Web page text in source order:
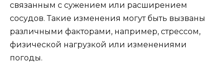
связанным с сужением или расширением
сосудов. Такие изменения могут быть вызваны
различными факторами, например, стрессом,
физической нагрузкой или изменениями
погоды.